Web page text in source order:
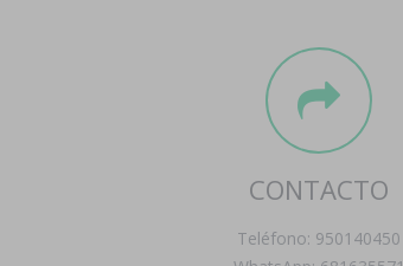
CONTACTO
Teléfono: 950140450